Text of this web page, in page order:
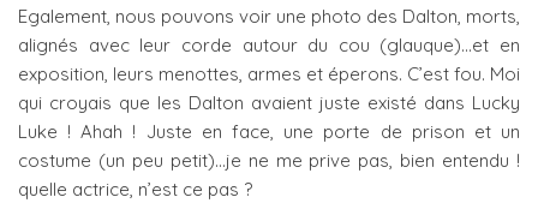
Egalement, nous pouvons voir une photo des Dalton, morts,
alignés avec leur corde autour du cou (glauque)…et en
exposition, leurs menottes, armes et éperons. C’est fou. Moi
qui croyais que les Dalton avaient juste existé dans Lucky
Luke ! Ahah ! Juste en face, une porte de prison et un
costume (un peu petit)…je ne me prive pas, bien entendu !
quelle actrice, n’est ce pas ?